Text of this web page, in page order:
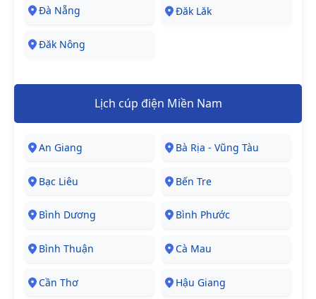
Đà Nẵng Đăk Lăk
Đăk Nông
Lịch cúp điện Miền Nam
An Giang Bà Rịa - Vũng Tàu
Bạc Liêu Bến Tre
Bình Dương Bình Phước
Bình Thuận Cà Mau
Cần Thơ Hậu Giang